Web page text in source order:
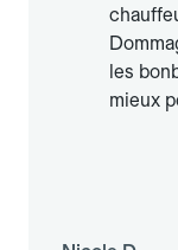
les
mieux